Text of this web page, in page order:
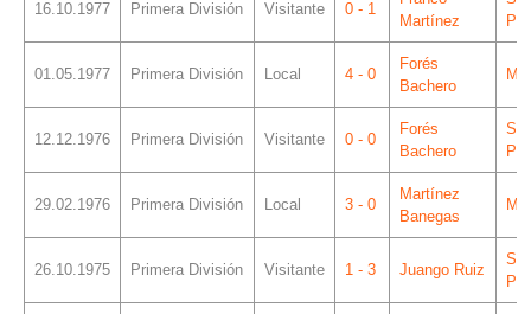
16.10.1977 Primera División Visitante 0 - 1
Martínez
01.05.1977 Primera División Local 4 - 0
Forés
Bachero
12.12.1976 Primera División Visitante 0 - 0
Forés
Bachero
29.02.1976 Primera División Local 3 - 0
Martínez
Banegas
26.10.1975 Primera División Visitante 1 - 3 Juango Ruiz